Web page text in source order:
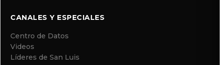
CANALES Y ESPECIALES
Centro de Datos
Videos
Líderes de San Luis